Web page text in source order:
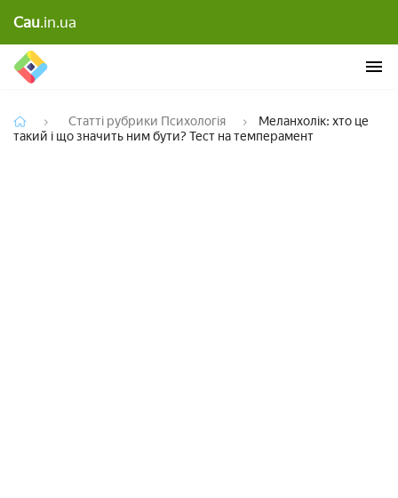
Cau.in.uaТест на темперамент
Статті рубрики Психологія
Меланхолік: хто це
такий і що значить ним бути? Тест на темперамент